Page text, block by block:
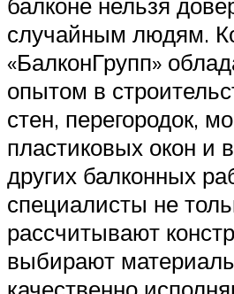
случайным людям.
«БалконГрупп»
опытом в
стен, перегородок,
пластиковых окон и
других балконных
специалисты не
рассчитывают
выбирают